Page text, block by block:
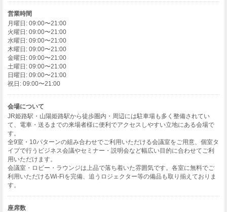
営業時間
月曜日: 09:00〜21:00
火曜日: 09:00〜21:00
水曜日: 09:00〜21:00
木曜日: 09:00〜21:00
金曜日: 09:00〜21:00
土曜日: 09:00〜21:00
日曜日: 09:00〜21:00
祝日: 09:00〜21:00
会場について
JR姫路駅・山陽姫路駅から徒歩圏内・周辺には駐車場も多く整備されてい
て、電車・送るまでの来場者様に便利でアクセスしやすい立地にある会場で
す。
全9室・10パターンの組み合わせでご利用いただける会議室をご用意、個室タ
イプで行うビジネス会議やセミナー・説明会など幅広い目的に合わせてご利
用いただけます。
会議室・ロビー・ラウンジは上品で落ち着いた雰囲気です。各室に無料でご
利用いただけるWi-Fiを完備、追うロジェクター等の備品も取り揃えておりま
す。
座席数